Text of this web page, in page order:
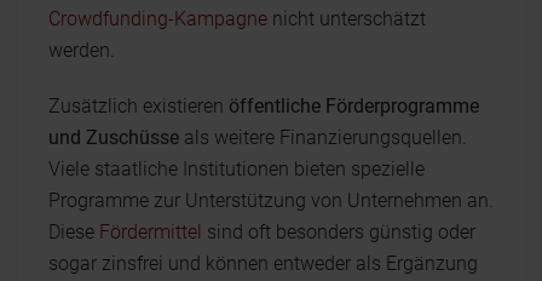
Crowdfunding-Kampagne nicht unterschätzt
werden.
Zusätzlich existieren öffentliche Förderprogramme
und Zuschüsse als weitere Finanzierungsquellen.
Viele staatliche Institutionen bieten spezielle
Programme zur Unterstützung von Unternehmen an.
Diese Fördermittel sind oft besonders günstig oder
sogar zinsfrei und können entweder als Ergänzung